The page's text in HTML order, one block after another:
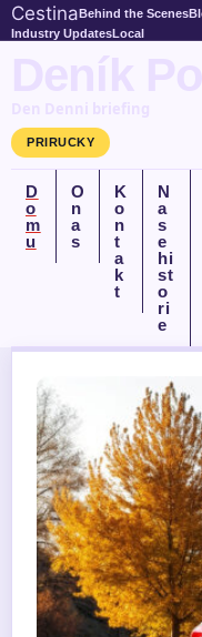
CestinaBehind the Scenes
Industry UpdatesLocal
Deník
Den Denni briefing
PRIRUCKY
D
o
m
u
O
n
a
s
K
o
n
t
a
k
t
N
a
s
e
hi
st
o
ri
e